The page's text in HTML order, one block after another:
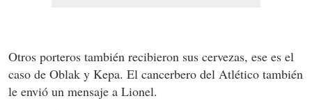
Otros porteros también recibieron sus cervezas, ese es el
caso de Oblak y Kepa. El cancerbero del Atlético también
le envió un mensaje a Lionel.